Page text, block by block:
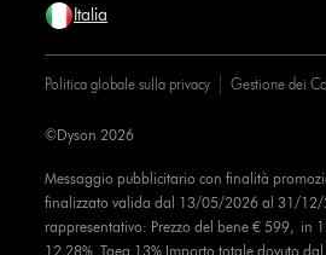
Italia
Politica globale sulla privacy Gestione dei
Messaggio pubblicitario con finalità
finalizzato valida dal 13/05/2026 al 31/12/
rappresentativo: Prezzo del bene € 599, in
12,28% Taeg 13% Importo totale dovuto
©Dyson 2026